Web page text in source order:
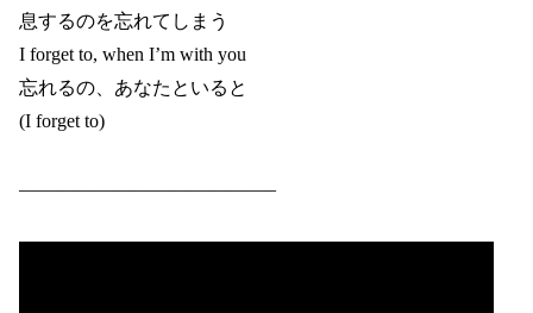
息するのを忘れてしまう
I forget to, when I’m with you
忘れるの、あなたといると
(I forget to)
—————————————–